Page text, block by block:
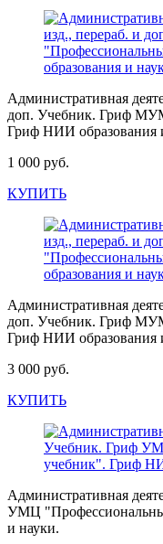
Административная
доп. Учебник. Гриф
Гриф НИИ образования
1 000 руб.
КУПИТЬ
Административная
доп. Учебник. Гриф
Гриф НИИ образования
3 000 руб.
КУПИТЬ
Административная
УМЦ
и науки.